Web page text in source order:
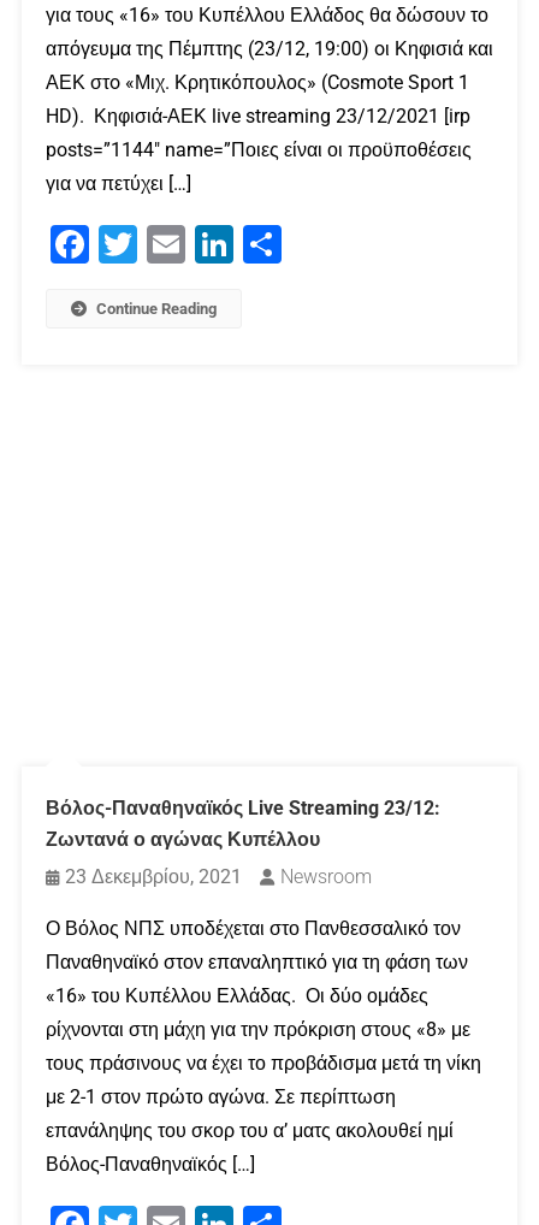
για τους «16» του Κυπέλλου Ελλάδος θα δώσουν το
απόγευμα της Πέμπτης (23/12, 19:00) oι Κηφισιά και
ΑΕΚ στo «Μιχ. Κρητικόπουλος» (Cosmote Sport 1
HD). Κηφισιά-ΑΕΚ live streaming 23/12/2021 [irp
posts=”1144″ name=”Ποιες είναι οι προϋποθέσεις
για να πετύχει […]
Facebook
Twitter Email LinkedIn
Continue Reading
Βόλος-Παναθηναϊκός Live Streaming 23/12:
Ζωντανά ο αγώνας Κυπέλλου
23 Δεκεμβρίου, 2021
Newsroom
Ο Βόλος ΝΠΣ υποδέχεται στο Πανθεσσαλικό τον
Παναθηναϊκό στον επαναληπτικό για τη φάση των
«16» του Κυπέλλου Ελλάδας. Οι δύο ομάδες
ρίχνονται στη μάχη για την πρόκριση στους «8» με
τους πράσινους να έχει το προβάδισμα μετά τη νίκη
με 2-1 στον πρώτο αγώνα. Σε περίπτωση
επανάληψης του σκορ του α’ ματς ακολουθεί ημί
Βόλος-Παναθηναϊκός […]